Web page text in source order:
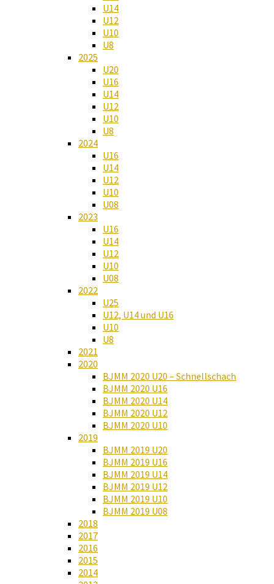
U14
U12
U10
U8
2025
U20
U16
U14
U12
U10
U8
2024
U16
U14
U12
U10
U08
2023
U16
U14
U12
U10
U08
2022
U25
U12, U14 und U16
U10
U8
2021
2020
BJMM 2020 U20 – Schnellschach
BJMM 2020 U16
BJMM 2020 U14
BJMM 2020 U12
BJMM 2020 U10
2019
BJMM 2019 U20
BJMM 2019 U16
BJMM 2019 U14
BJMM 2019 U12
BJMM 2019 U10
BJMM 2019 U08
2018
2017
2016
2015
2014